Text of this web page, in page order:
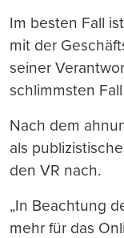
Im besten Fall
mit der
seiner
schlimmsten
Nach dem
als
den VR nach.
„In Beachtung
mehr für das